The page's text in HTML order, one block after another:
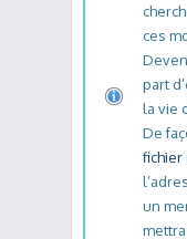
ces
part
la vie
De
fichier
un